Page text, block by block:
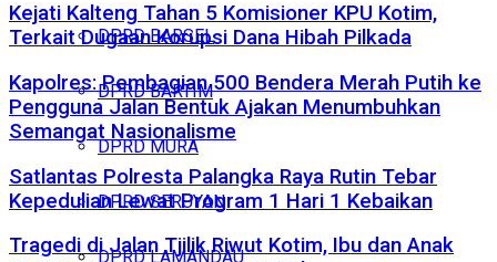
DPRD BARSEL
DPRD BARTIM
DPRD MURA
DPRD SERUYAN
DPRD LAMANDAU
Kejati Kalteng Tahan 5 Komisioner KPU Kotim,
Terkait Dugaan Korupsi Dana Hibah Pilkada
Kapolres: Pembagian 500 Bendera Merah Putih ke
Pengguna Jalan Bentuk Ajakan Menumbuhkan
Semangat Nasionalisme
Satlantas Polresta Palangka Raya Rutin Tebar
Kepedulian Lewat Program 1 Hari 1 Kebaikan
Tragedi di Jalan Tjilik Riwut Kotim, Ibu dan Anak